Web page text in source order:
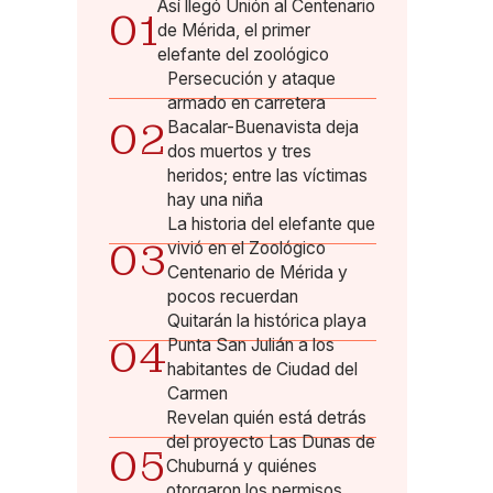
01Así llegó Unión al Centenario
de Mérida, el primer
elefante del zoológico
02
Persecución y ataque
armado en carretera
Bacalar-Buenavista deja
dos muertos y tres
heridos; entre las víctimas
hay una niña
03
La historia del elefante que
vivió en el Zoológico
Centenario de Mérida y
pocos recuerdan
04
Quitarán la histórica playa
Punta San Julián a los
habitantes de Ciudad del
Carmen
05
Revelan quién está detrás
del proyecto Las Dunas de
Chuburná y quiénes